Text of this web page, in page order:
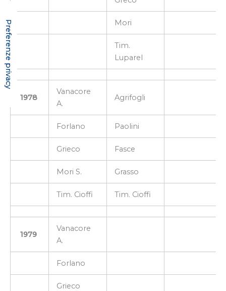
Mori
Tim.
Luparel
1978
Vanacore
A.
Agrifogli
Forlano Paolini
Grieco Fasce
Mori S. Grasso
Tim. Cioffi Tim. Cioffi
1979
Vanacore
A.
Forlano
Grieco